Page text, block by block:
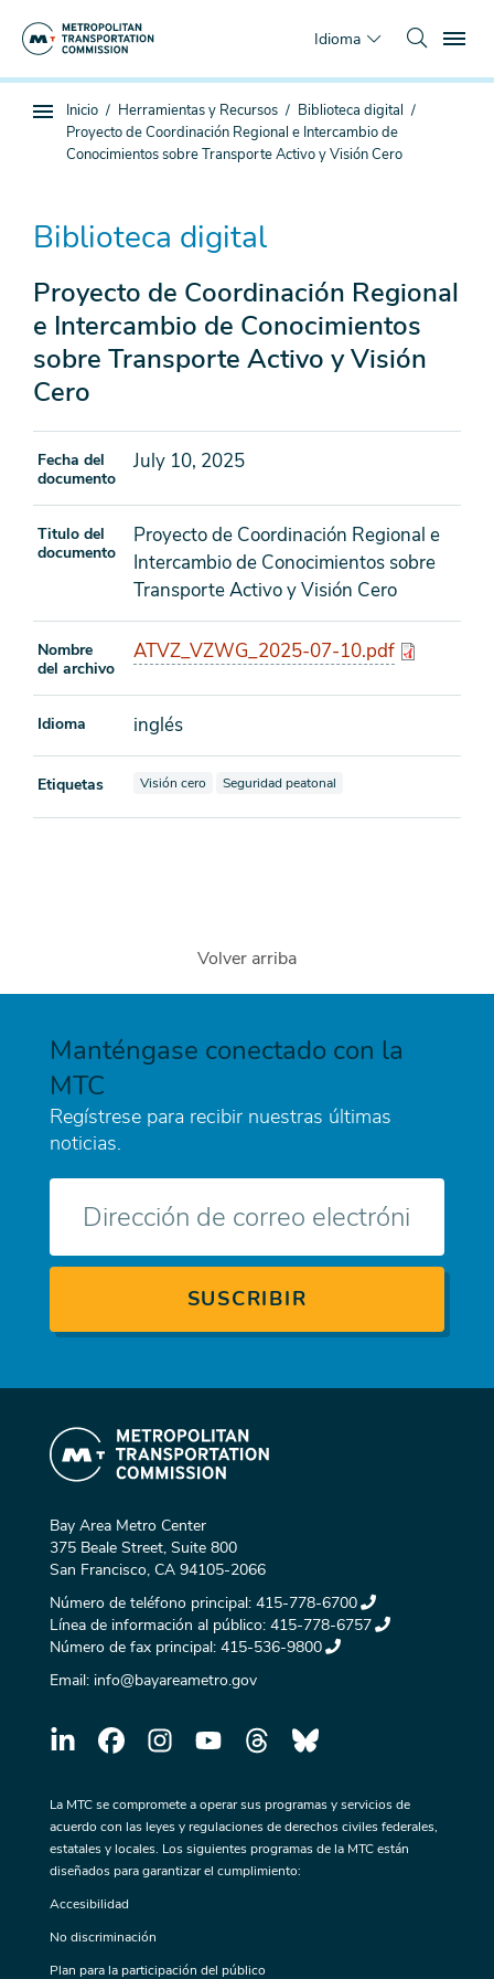
Idioma
Navegación
Estás
aquí
Inicio Herramientas y Recursos
Biblioteca digital
Proyecto de Coordinación Regional e Intercambio de
Conocimientos sobre Transporte Activo y Visión Cero
Biblioteca digital
Proyecto de Coordinación Regional
e Intercambio de Conocimientos
sobre Transporte Activo y Visión
Cero
Fecha del
documento
July 10, 2025
Titulo del
documento
Proyecto de Coordinación Regional e
Intercambio de Conocimientos sobre
Transporte Activo y Visión Cero
Nombre
del archivo
ATVZ_VZWG_2025-07-10.pdf
Idioma inglés
Etiquetas Ver documentos también etiquetados como
Visión cero Ver documentos también etiquetados como
Seguridad peatonal
Volver arriba
Manténgase conectado con la
MTC
Regístrese para recibir nuestras últimas
noticias.
electrónico
Bay Area Metro Center
375 Beale Street, Suite 800
San Francisco, CA 94105-2066
Número de teléfono principal: 415-778-6700
Línea de información al público: 415-778-6757
Número de fax principal: 415-536-9800
Email: info@bayareametro.gov
La MTC se compromete a operar sus programas y servicios de
acuerdo con las leyes y regulaciones de derechos civiles federales,
estatales y locales. Los siguientes programas de la MTC están
diseñados para garantizar el cumplimiento:
Accesibilidad
No discriminación
Plan para la participación del público